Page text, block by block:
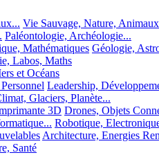
Vie Sauvage, Nature,
Paléontologie, Archéologie...
Mathématiques Géologie,
Labos, Maths
et Océans
Leadership,
Glaciers, Planète...
3D Drones, Objets
Robotique,
Architecture, Energies
Santé